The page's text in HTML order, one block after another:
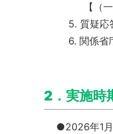
【（
5. 質疑応
6. 関係省
2．実施時
●2026年1月